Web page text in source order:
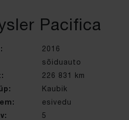
Pacifica
2016
sõiduauto
226 831 km
Kaubik
esivedu
5